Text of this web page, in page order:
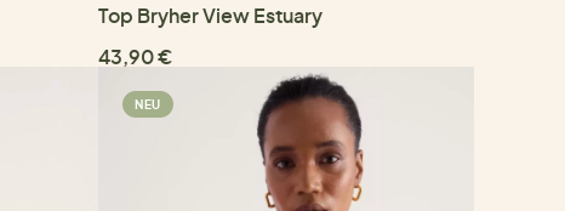
Top Bryher View Estuary
43,90 €
NEU